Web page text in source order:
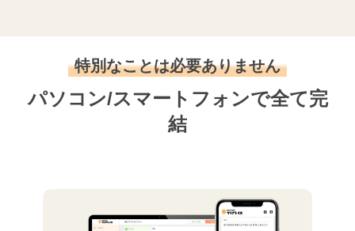
特別なことは必要ありません
パソコン/スマートフォンで全て完
結